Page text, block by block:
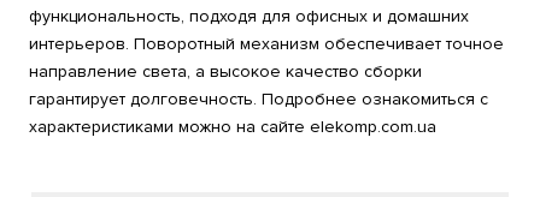
функциональность, подходя для офисных и домашних
интерьеров. Поворотный механизм обеспечивает точное
направление света, а высокое качество сборки
гарантирует долговечность. Подробнее ознакомиться с
характеристиками можно на сайте elekomp.com.ua